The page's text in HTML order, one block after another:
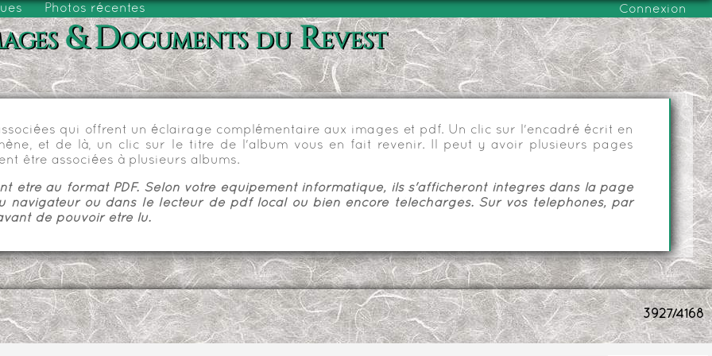
Photos récentes Connexion
& Documents du Revest
qui offrent un éclairage complémentaire aux images et pdf. Un clic sur l'encadré écrit en
et de là, un clic sur le titre de l'album vous en fait revenir. Il peut y avoir plusieurs pages
être associées à plusieurs albums.
être au format PDF. Selon votre équipement informatique, ils s'afficheront intégrés dans la page
navigateur ou dans le lecteur de pdf local ou bien encore téléchargés. Sur vos téléphones, par
de pouvoir être lu.
3927/4168